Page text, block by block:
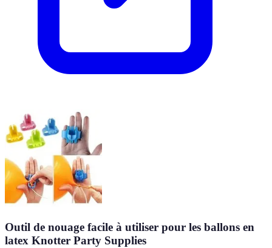
Outil de nouage facile à utiliser pour les ballons en
latex Knotter Party Supplies